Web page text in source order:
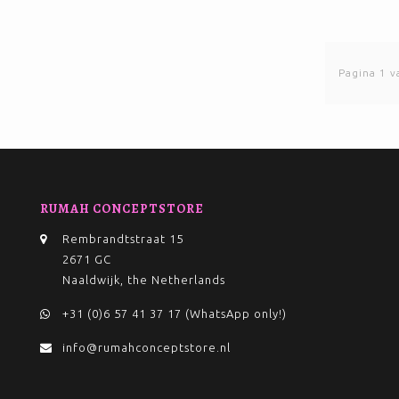
Pagina 1
RUMAH CONCEPTSTORE
Rembrandtstraat 15
2671 GC
Naaldwijk, the Netherlands
+31 (0)6 57 41 37 17 (WhatsApp only!)
info@rumahconceptstore.nl